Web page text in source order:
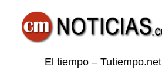
El tiempo – Tutiempo.net